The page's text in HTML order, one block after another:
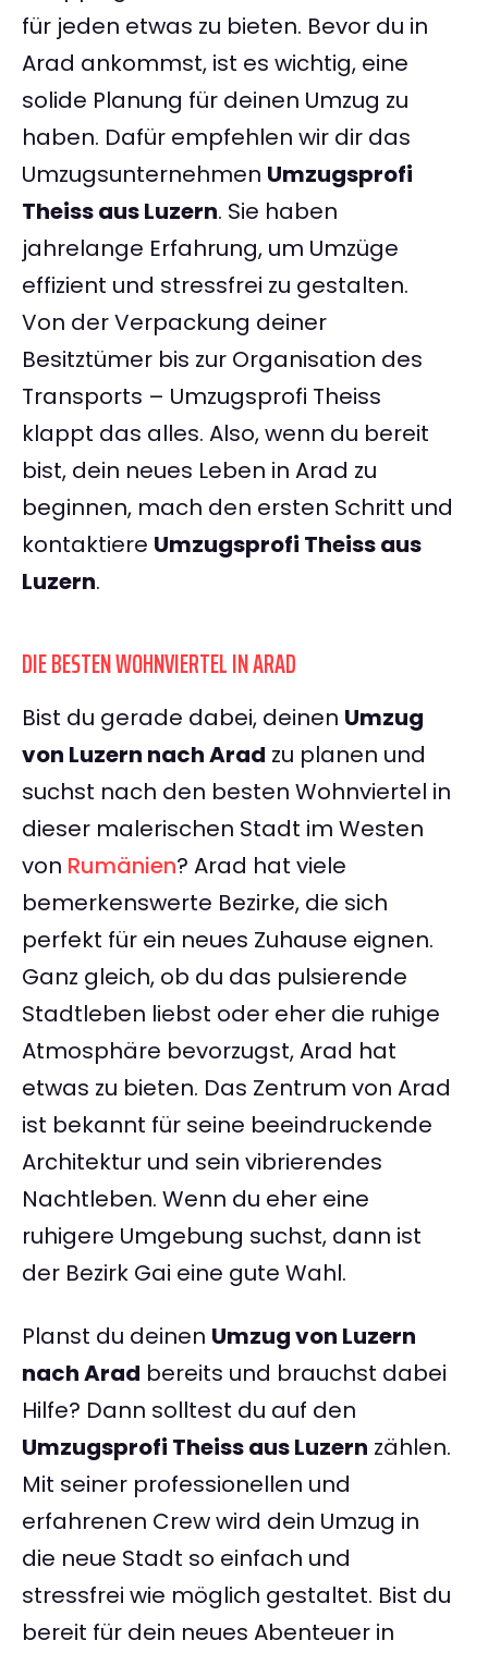
für jeden etwas zu bieten. Bevor du in
Arad ankommst, ist es wichtig, eine
solide Planung für deinen Umzug zu
haben. Dafür empfehlen wir dir das
Umzugsunternehmen Umzugsprofi
Theiss aus Luzern. Sie haben
jahrelange Erfahrung, um Umzüge
effizient und stressfrei zu gestalten.
Von der Verpackung deiner
Besitztümer bis zur Organisation des
Transports – Umzugsprofi Theiss
klappt das alles. Also, wenn du bereit
bist, dein neues Leben in Arad zu
beginnen, mach den ersten Schritt und
kontaktiere Umzugsprofi Theiss aus
Luzern.
DIE BESTEN WOHNVIERTEL IN ARAD
Bist du gerade dabei, deinen Umzug
von Luzern nach Arad zu planen und
suchst nach den besten Wohnviertel in
dieser malerischen Stadt im Westen
von Rumänien? Arad hat viele
bemerkenswerte Bezirke, die sich
perfekt für ein neues Zuhause eignen.
Ganz gleich, ob du das pulsierende
Stadtleben liebst oder eher die ruhige
Atmosphäre bevorzugst, Arad hat
etwas zu bieten. Das Zentrum von Arad
ist bekannt für seine beeindruckende
Architektur und sein vibrierendes
Nachtleben. Wenn du eher eine
ruhigere Umgebung suchst, dann ist
der Bezirk Gai eine gute Wahl.
Planst du deinen Umzug von Luzern
nach Arad bereits und brauchst dabei
Hilfe? Dann solltest du auf den
Umzugsprofi Theiss aus Luzern zählen.
Mit seiner professionellen und
erfahrenen Crew wird dein Umzug in
die neue Stadt so einfach und
stressfrei wie möglich gestaltet. Bist du
bereit für dein neues Abenteuer in